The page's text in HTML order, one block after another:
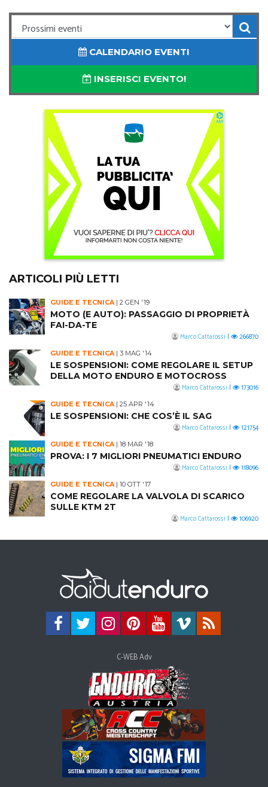
CALENDARIO EVENTI
INSERISCI EVENTO!
ARTICOLI PIÙ LETTI
GUIDE E TECNICA| 2 GEN '19
MOTO (E AUTO): PASSAGGIO DI PROPRIETÀ
FAI-DA-TE
Marco Cattarossi | 266870
GUIDE E TECNICA| 3 MAG '14
LE SOSPENSIONI: COME REGOLARE IL SETUP
DELLA MOTO ENDURO E MOTOCROSS
Marco Cattarossi | 173016
GUIDE E TECNICA| 25 APR '14
LE SOSPENSIONI: CHE COS’È IL SAG
Marco Cattarossi | 121754
GUIDE E TECNICA| 18 MAR '18
PROVA: I 7 MIGLIORI PNEUMATICI ENDURO
Marco Cattarossi | 118096
GUIDE E TECNICA| 10 OTT '17
COME REGOLARE LA VALVOLA DI SCARICO
SULLE KTM 2T
Marco Cattarossi | 106920
C-WEB Adv